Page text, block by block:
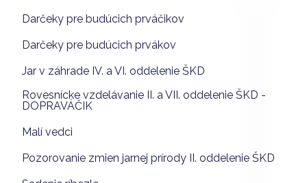
Darčeky pre budúcich prváčikov
Darčeky pre budúcich prvákov
Jar v záhrade IV. a VI. oddelenie ŠKD
Rovesnícke vzdelávanie II. a VII. oddelenie ŠKD -
DOPRAVÁČIK
Malí vedci
Pozorovanie zmien jarnej prírody II. oddelenie ŠKD